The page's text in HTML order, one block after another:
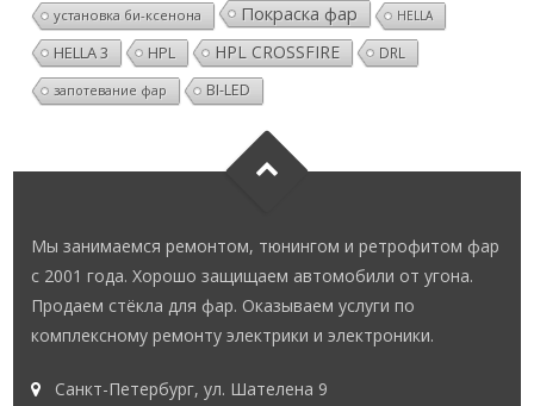
установка би-ксенона Покраска фар HELLA
HELLA 3 HPL HPL CROSSFIRE DRL
запотевание фар BI-LED
Мы занимаемся ремонтом, тюнингом и ретрофитом фар
с 2001 года. Хорошо защищаем автомобили от угона.
Продаем стёкла для фар. Оказываем услуги по
комплексному ремонту электрики и электроники.
Санкт-Петербург, ул. Шателена 9